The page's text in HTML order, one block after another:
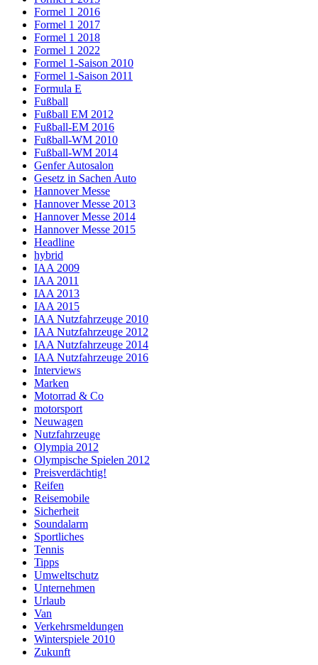
Formel 1 2016
Formel 1 2017
Formel 1 2018
Formel 1 2022
Formel 1-Saison 2010
Formel 1-Saison 2011
Formula E
Fußball
Fußball EM 2012
Fußball-EM 2016
Fußball-WM 2010
Fußball-WM 2014
Genfer Autosalon
Gesetz in Sachen Auto
Hannover Messe
Hannover Messe 2013
Hannover Messe 2014
Hannover Messe 2015
Headline
hybrid
IAA 2009
IAA 2011
IAA 2013
IAA 2015
IAA Nutzfahrzeuge 2010
IAA Nutzfahrzeuge 2012
IAA Nutzfahrzeuge 2014
IAA Nutzfahrzeuge 2016
Interviews
Marken
Motorrad & Co
motorsport
Neuwagen
Nutzfahrzeuge
Olympia 2012
Olympische Spielen 2012
Preisverdächtig!
Reifen
Reisemobile
Sicherheit
Soundalarm
Sportliches
Tennis
Tipps
Umweltschutz
Unternehmen
Urlaub
Van
Verkehrsmeldungen
Winterspiele 2010
Zukunft